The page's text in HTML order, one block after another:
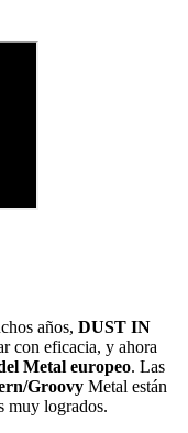
años, DUST IN
con eficacia, y ahora
Metal europeo. Las
Groovy Metal están
muy logrados.